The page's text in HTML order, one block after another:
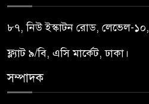
৮৭, নিউ ইস্কাটন রোড, লেভেল-১০,
ফ্ল্যাট ৯/বি, এসি মার্কেট, ঢাকা।
সম্পাদক